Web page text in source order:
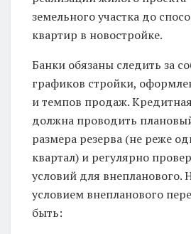
земельного участка до
квартир в новостройке.
Банки обязаны следить за
графиков стройки,
и темпов продаж.
должна проводить
размера резерва (не реже
квартал) и регулярно
условий для внепланового.
условием внепланового
быть: